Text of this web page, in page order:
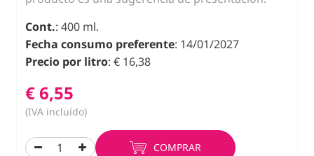
Cont.: 400 ml.
Fecha consumo preferente: 14/01/2027
Precio por litro: € 16,38
€ 6,55
(IVA incluído)
COMPRAR